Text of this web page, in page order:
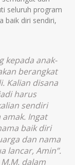
seluruh program
baik diri sendiri,
kepada anak-
berangkat
Kalian disana
harus
sendiri
Ingat
baik diri
dan nama
lancar, Amin”.
dalam